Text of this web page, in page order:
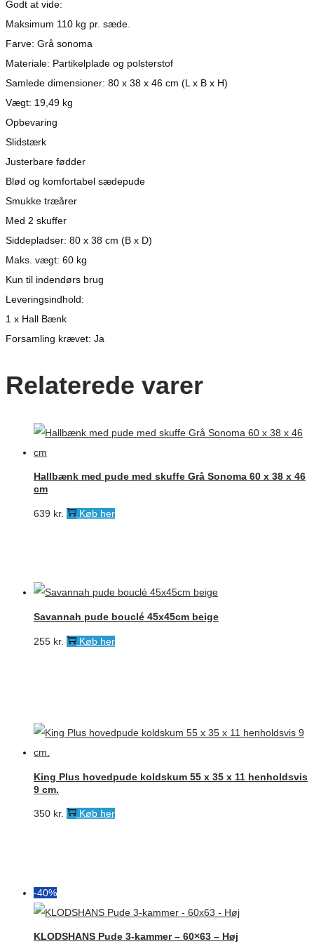
Godt at vide:
Maksimum 110 kg pr. sæde.
Farve: Grå sonoma
Materiale: Partikelplade og polsterstof
Samlede dimensioner: 80 x 38 x 46 cm (L x B x H)
Vægt: 19,49 kg
Opbevaring
Slidstærk
Justerbare fødder
Blød og komfortabel sædepude
Smukke træårer
Med 2 skuffer
Siddepladser: 80 x 38 cm (B x D)
Maks. vægt: 60 kg
Kun til indendørs brug
Leveringsindhold:
1 x Hall Bænk
Forsamling krævet: Ja
Relaterede varer
Hallbænk med pude med skuffe Grå Sonoma 60 x 38 x 46
cm
639 kr. Køb her
Savannah pude bouclé 45x45cm beige
255 kr. Køb her
King Plus hovedpude koldskum 55 x 35 x 11 henholdsvis
9 cm.
350 kr. Køb her
-40%
KLODSHANS Pude 3-kammer – 60×63 – Høj